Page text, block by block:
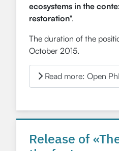
ecosystems in the
restoration".
The duration of the
October 2015.
Read more: Open
Release of